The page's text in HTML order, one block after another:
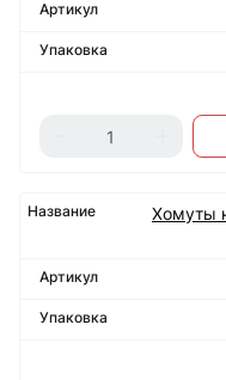
Хомуты